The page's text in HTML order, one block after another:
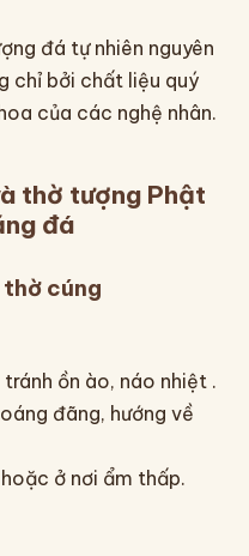
đá tự nhiên nguyên
chỉ bởi chất liệu quý
của các nghệ nhân.
thờ tượng Phật
đá
thờ cúng
ồn ào, náo nhiệt .
đãng, hướng về
ở nơi ẩm thấp.